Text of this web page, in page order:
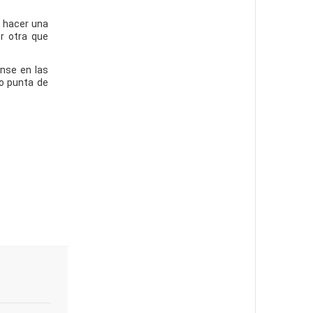
hacer una
otra que
en las
punta de